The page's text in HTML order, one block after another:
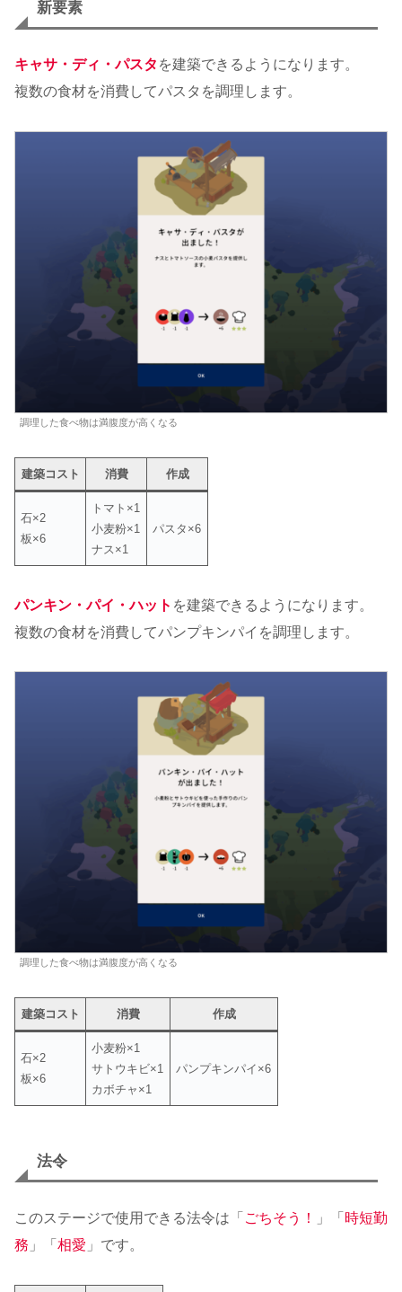
新要素
キャサ・ディ・パスタ を建築できるようになります。
複数の食材を消費してパスタを調理します。
調理した食べ物は満腹度が高くなる
建築コスト 消費 作成
石×2
板×6
トマト×1
小麦粉×1
ナス×1
パスタ×6
パンキン・パイ・ハット を建築できるようになります。
複数の食材を消費してパンプキンパイを調理します。
調理した食べ物は満腹度が高くなる
建築コスト 消費 作成
石×2
板×6
小麦粉×1
サトウキビ×1
カボチャ×1
パンプキンパイ×6
法令
このステージで使用できる法令は「 ごちそう！ 」「 時短勤
務 」「 相愛 」です。